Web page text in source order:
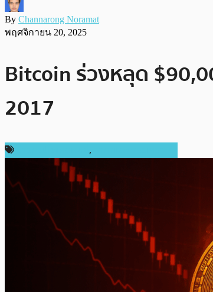
By Channarong Noramat
พฤศจิกายน 20, 2025
Bitcoin ร่วงหลุด
2017
,